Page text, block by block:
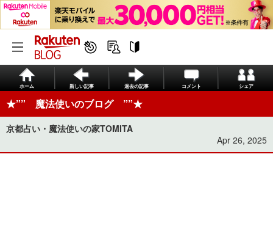
ホーム 新しい記事 過去の記事 コメント シェア
★”” 魔法使いのブログ ””★
京都占い・魔法使いの家TOMITA
Apr 26, 2025